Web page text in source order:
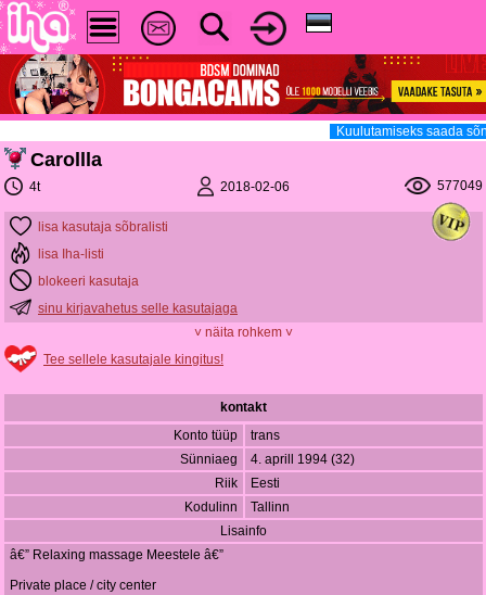
Kuulutamiseks saada
Carollla
4t 2018-02-06 577049
lisa kasutaja sõbralisti
lisa Iha-listi
blokeeri kasutaja
sinu kirjavahetus selle kasutajaga
˅ näita rohkem ˅
Tee sellele kasutajale kingitus!
kontakt
Konto tüüp
trans
Sünniaeg
4. aprill 1994 (32)
Riik
Eesti
Kodulinn
Tallinn
Lisainfo
â€” Relaxing massage Meestele â€”
Private place / city center